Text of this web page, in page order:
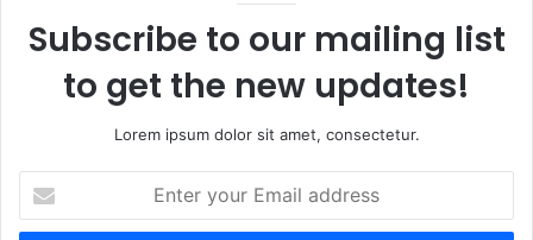
Subscribe to our mailing list
to get the new updates!
Lorem ipsum dolor sit amet, consectetur.
t